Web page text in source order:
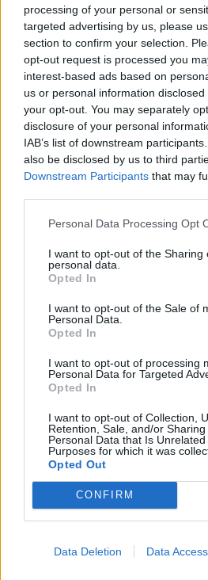
processing of your personal or
targeted advertising by us, please
section to confirm your selection.
opt-out request is processed you
interest-based ads based on
us or personal information
your opt-out. You may separately
disclosure of your personal
IAB’s list of downstream
also be disclosed by us to third
Downstream Participants that may
Personal Data Processing Opt
I want to opt-out of the Sharing
personal data.
Opted In
I want to opt-out of the Sale of
Personal Data.
Opted In
I want to opt-out of processing
Personal Data for Targeted
Opted In
I want to opt-out of Collection,
Retention, Sale, and/or
Personal Data that Is
Purposes for which it was
Opted Out
CONFIRM
Data Deletion Data Access
RUGALMAS FIZETÉS
Előre, vagy csak átvételkor?
Sztorink
Használat-kezelés
Szállítás